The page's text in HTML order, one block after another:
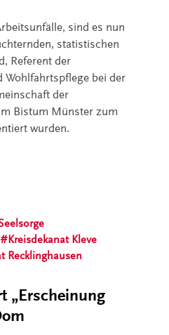
sind es nun
statistischen
Referent der
Wohlfahrtspflege bei der
der
Bistum Münster zum
wurden.
Kreisdekanat Kleve
Recklinghausen
„Erscheinung